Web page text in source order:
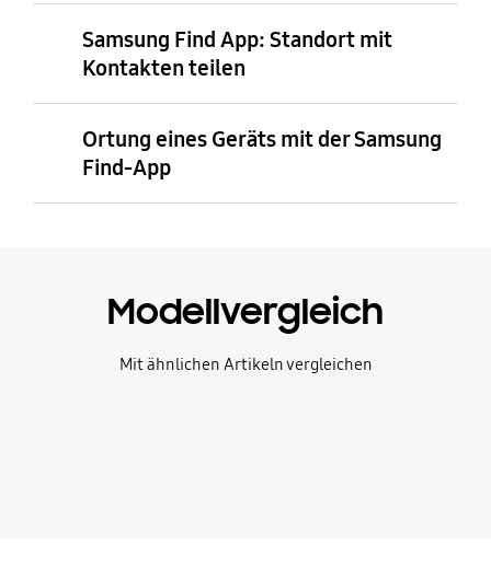
Samsung Find App: Standort mit
Kontakten teilen
Ortung eines Geräts mit der Samsung
Find-App
Modellvergleich
Mit ähnlichen Artikeln vergleichen